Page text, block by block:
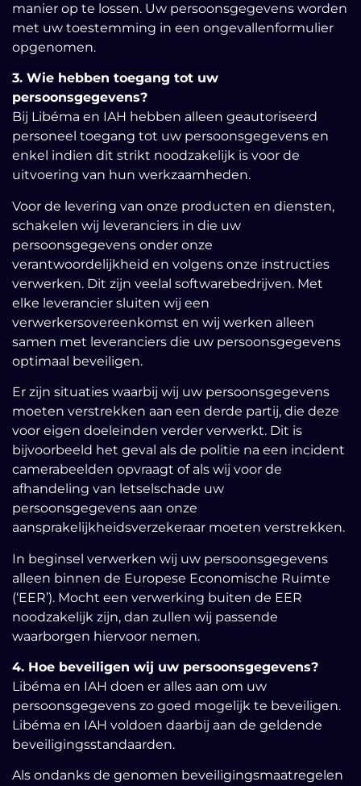
manier op te lossen. Uw persoonsgegevens worden
met uw toestemming in een ongevallenformulier
opgenomen.
3. Wie hebben toegang tot uw
persoonsgegevens?
Bij Libéma en IAH hebben alleen geautoriseerd
personeel toegang tot uw persoonsgegevens en
enkel indien dit strikt noodzakelijk is voor de
uitvoering van hun werkzaamheden.
Voor de levering van onze producten en diensten,
schakelen wij leveranciers in die uw
persoonsgegevens onder onze
verantwoordelijkheid en volgens onze instructies
verwerken. Dit zijn veelal softwarebedrijven. Met
elke leverancier sluiten wij een
verwerkersovereenkomst en wij werken alleen
samen met leveranciers die uw persoonsgegevens
optimaal beveiligen.
Er zijn situaties waarbij wij uw persoonsgegevens
moeten verstrekken aan een derde partij, die deze
voor eigen doeleinden verder verwerkt. Dit is
bijvoorbeeld het geval als de politie na een incident
camerabeelden opvraagt of als wij voor de
afhandeling van letselschade uw
persoonsgegevens aan onze
aansprakelijkheidsverzekeraar moeten verstrekken.
In beginsel verwerken wij uw persoonsgegevens
alleen binnen de Europese Economische Ruimte
(‘EER’). Mocht een verwerking buiten de EER
noodzakelijk zijn, dan zullen wij passende
waarborgen hiervoor nemen.
4. Hoe beveiligen wij uw persoonsgegevens?
Libéma en IAH doen er alles aan om uw
persoonsgegevens zo goed mogelijk te beveiligen.
Libéma en IAH voldoen daarbij aan de geldende
beveiligingsstandaarden.
Als ondanks de genomen beveiligingsmaatregelen